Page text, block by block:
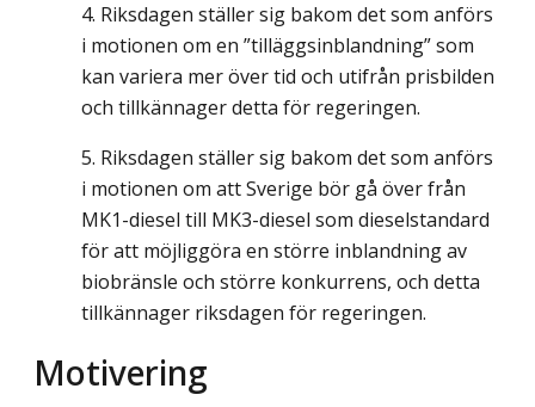
Riksdagen ställer sig bakom det som anförs
i motionen om en ”tilläggsinblandning” som
kan variera mer över tid och utifrån prisbilden
och tillkännager detta för regeringen.
Riksdagen ställer sig bakom det som anförs
i motionen om att Sverige bör gå över från
MK1-diesel till MK3-diesel som dieselstandard
för att möjliggöra en större inblandning av
biobränsle och större konkurrens, och detta
tillkännager riksdagen för regeringen.
Motivering